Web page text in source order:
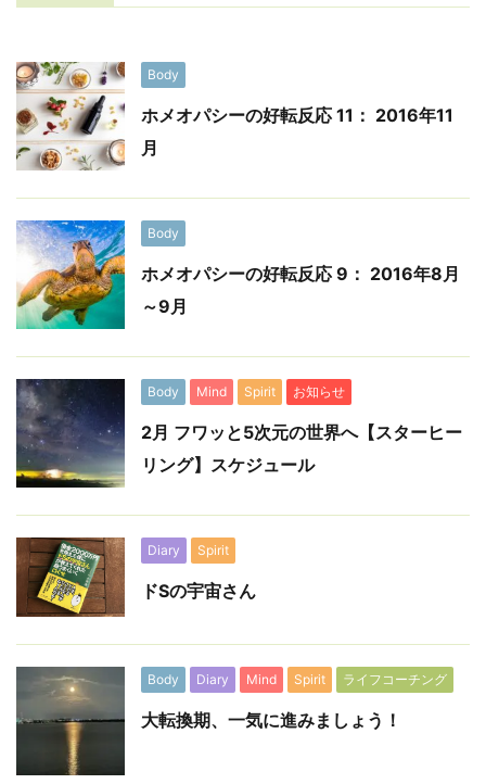
Body
ホメオパシーの好転反応 11： 2016年11
月
Body
ホメオパシーの好転反応 9： 2016年8月
～9月
Body Mind Spirit お知らせ
2月 フワッと5次元の世界へ【スターヒー
リング】スケジュール
Diary Spirit
ドSの宇宙さん
Body Diary Mind Spirit ライフコーチング
大転換期、一気に進みましょう！